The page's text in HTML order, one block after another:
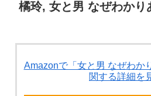
橘玲, 女と男 なぜわかり
Amazonで「女と男 なぜわか
関する詳細を